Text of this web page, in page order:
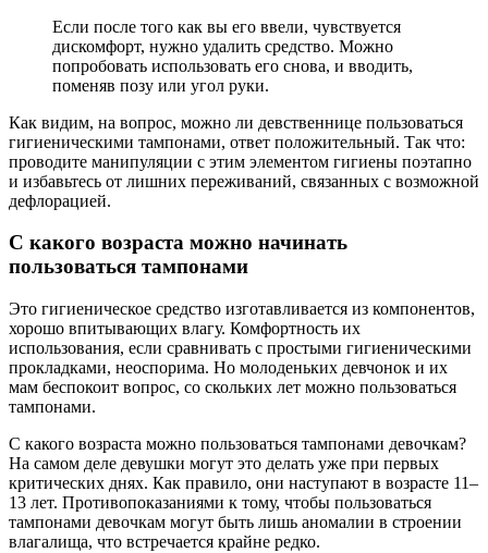
Если после того как вы его ввели, чувствуется
дискомфорт, нужно удалить средство. Можно
попробовать использовать его снова, и вводить,
поменяв позу или угол руки.
Как видим, на вопрос, можно ли девственнице пользоваться
гигиеническими тампонами, ответ положительный. Так что:
проводите манипуляции с этим элементом гигиены поэтапно
и избавьтесь от лишних переживаний, связанных с возможной
дефлорацией.
С какого возраста можно начинать
пользоваться тампонами
Это гигиеническое средство изготавливается из компонентов,
хорошо впитывающих влагу. Комфортность их
использования, если сравнивать с простыми гигиеническими
прокладками, неоспорима. Но молоденьких девчонок и их
мам беспокоит вопрос, со скольких лет можно пользоваться
тампонами.
С какого возраста можно пользоваться тампонами девочкам?
На самом деле девушки могут это делать уже при первых
критических днях. Как правило, они наступают в возрасте 11–
13 лет. Противопоказаниями к тому, чтобы пользоваться
тампонами девочкам могут быть лишь аномалии в строении
влагалища, что встречается крайне редко.